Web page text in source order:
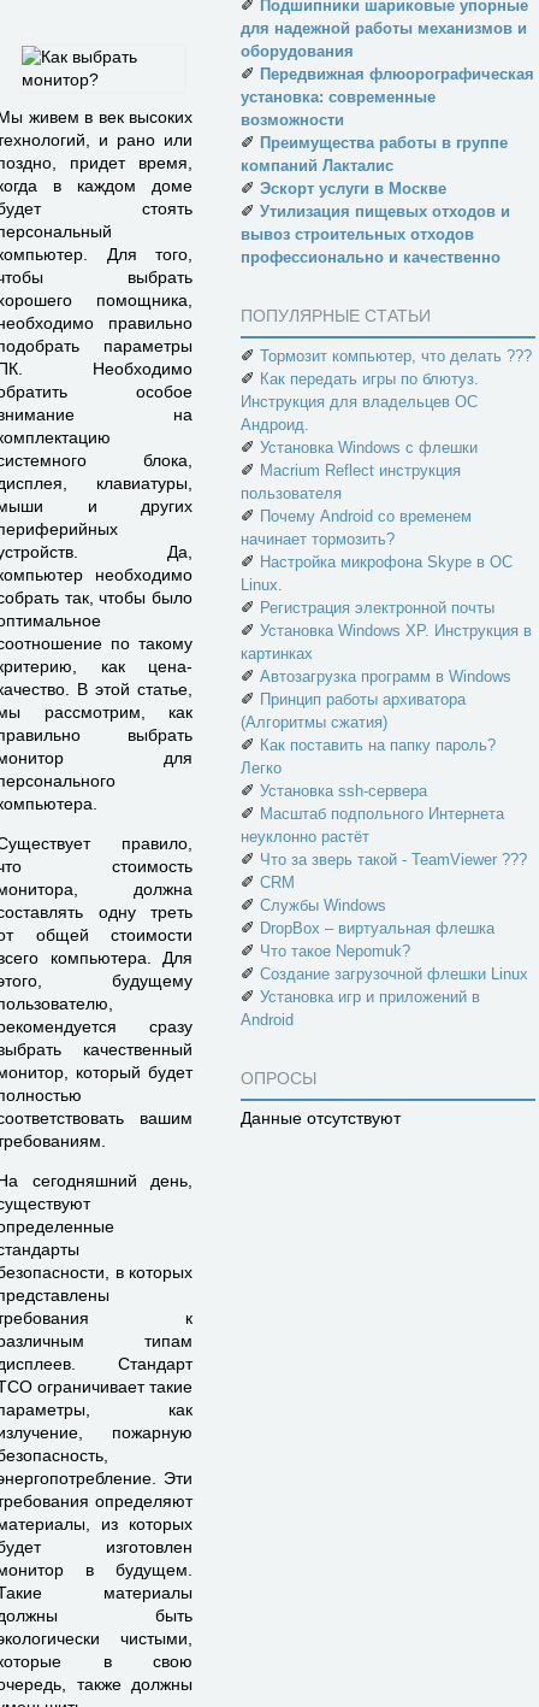
живем в век высоких
и рано или
придет время,
в каждом доме
стоять
Для того,
выбрать
помощника,
правильно
параметры
Необходимо
особое
на
блока,
клавиатуры,
и других
Да,
необходимо
так, чтобы было
по такому
как цена-
В этой статье,
рассмотрим, как
выбрать
для
правило,
стоимость
должна
одну треть
общей стоимости
компьютера. Для
будущему
сразу
качественный
который будет
вашим
сегодняшний день,
в которых
к
типам
Стандарт
ограничивает такие
как
пожарную
Эти
определяют
из которых
изготовлен
в будущем.
материалы
быть
чистыми,
в свою
также должны
✐ Подшипники шариковые упорные
для надежной работы механизмов и
оборудования
✐ Передвижная флюорографическая
установка: современные
возможности
✐ Преимущества работы в группе
компаний Лакталис
✐ Эскорт услуги в Москве
✐ Утилизация пищевых отходов и
вывоз строительных отходов
профессионально и качественно
ПОПУЛЯРНЫЕ СТАТЬИ
✐ Тормозит компьютер, что делать ???
✐ Как передать игры по блютуз.
Инструкция для владельцев ОС
Андроид.
✐ Установка Windows с флешки
✐ Macrium Reflect инструкция
пользователя
✐ Почему Android со временем
начинает тормозить?
✐ Настройка микрофона Skype в ОС
Linux.
✐ Регистрация электронной почты
✐ Установка Windows XP. Инструкция в
картинках
✐ Автозагрузка программ в Windows
✐ Принцип работы архиватора
(Алгоритмы сжатия)
✐ Как поставить на папку пароль?
Легко
✐ Установка ssh-сервера
✐ Масштаб подпольного Интернета
неуклонно растёт
✐ Что за зверь такой - TeamViewer ???
✐ CRM
✐ Службы Windows
✐ DropBox – виртуальная флешка
✐ Что такое Nepomuk?
✐ Создание загрузочной флешки Linux
✐ Установка игр и приложений в
Android
ОПРОСЫ
Данные отсутствуют